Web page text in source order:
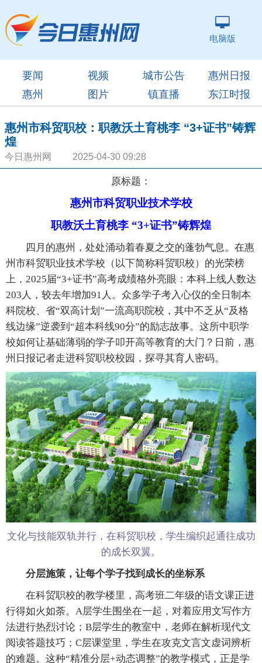
电脑版
要闻 视频 城市公告
惠州日报
惠州
图片 镇直播 东江时报
惠州市科贸职校：职教沃土育桃李 “3+证书”铸辉
煌
今日惠州网 2025-04-30 09:28
原标题：
惠州市科贸职业技术学校
职教沃土育桃李 “3+证书”铸辉煌
四月的惠州，处处涌动着春夏之交的蓬勃气息。在惠
州市科贸职业技术学校（以下简称科贸职校）的光荣榜
上，2025届“3+证书”高考成绩格外亮眼：本科上线人数达
203人，较去年增加91人。众多学子考入心仪的全日制本
科院校、省“双高计划”一流高职院校，其中不乏从“及格
线边缘”逆袭到“超本科线90分”的励志故事。这所中职学
校如何让基础薄弱的学子叩开高等教育的大门？日前，惠
州日报记者走进科贸职校校园，探寻其育人密码。
文化与技能双轨并行，在科贸职校，学生编织起通往成功
的成长双翼。
分层施策，让每个学子找到成长的坐标系
在科贸职校的教学楼里，高考班二年级的语文课正进
行得如火如荼。A层学生围坐在一起，对着应用文写作方
法进行热烈讨论；B层学生的教室中，老师在解析现代文
阅读答题技巧；C层课堂里，学生在攻克文言文虚词辨析
的难题。这种“精准分层+动态调整”的教学模式，正是学